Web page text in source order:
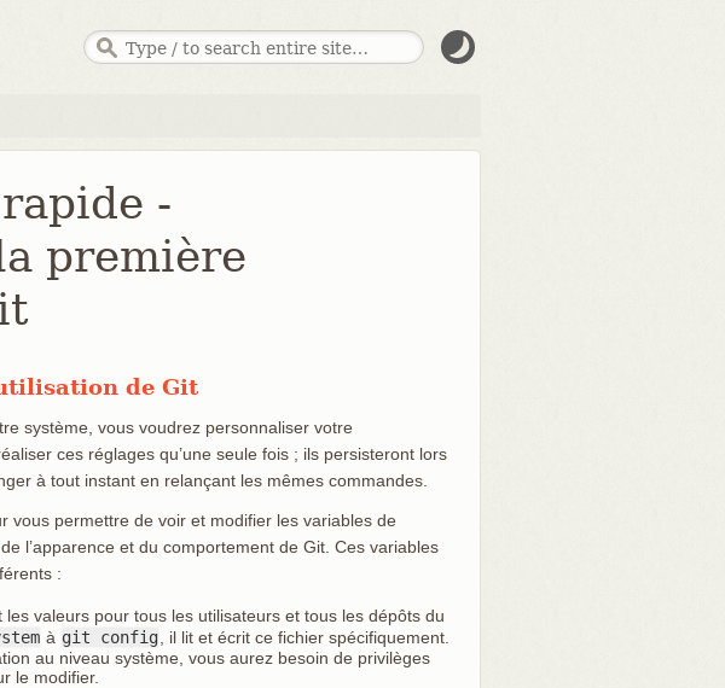
-
première
de Git
système, vous voudrez personnaliser votre
ces réglages qu’une seule fois ; ils persisteront lors
à tout instant en relançant les mêmes commandes.
vous permettre de voir et modifier les variables de
l’apparence et du comportement de Git. Ces variables
:
les valeurs pour tous les utilisateurs et tous les dépôts du
à git config , il lit et écrit ce fichier spécifiquement.
au niveau système, vous aurez besoin de privilèges
le modifier.